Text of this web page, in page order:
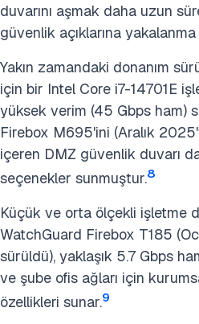
duvarını aşmak daha uzun
güvenlik açıklarına yakalanma
Yakın zamandaki donanım
için bir Intel Core i7-14701E
yüksek verim (45 Gbps ham)
Firebox M695'ini (Aralık
içeren DMZ güvenlik duvarı
seçenekler sunmuştur.8
Küçük ve orta ölçekli işletme
WatchGuard Firebox T185
sürüldü), yaklaşık 5.7 Gbps
ve şube ofis ağları için
özellikleri sunar.9